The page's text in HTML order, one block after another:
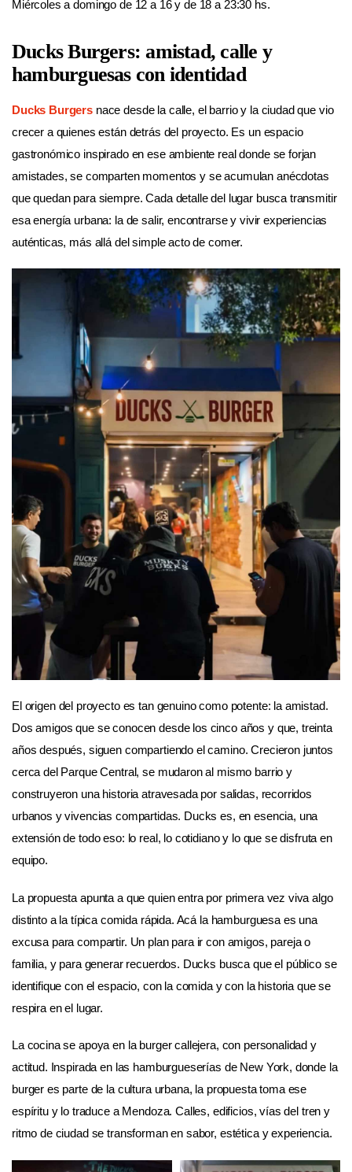
Miércoles a domingo de 12 a 16 y de 18 a 23:30 hs.
Ducks Burgers: amistad, calle y
hamburguesas con identidad
Ducks Burgers nace desde la calle, el barrio y la ciudad que vio
crecer a quienes están detrás del proyecto. Es un espacio
gastronómico inspirado en ese ambiente real donde se forjan
amistades, se comparten momentos y se acumulan anécdotas
que quedan para siempre. Cada detalle del lugar busca transmitir
esa energía urbana: la de salir, encontrarse y vivir experiencias
auténticas, más allá del simple acto de comer.
El origen del proyecto es tan genuino como potente: la amistad.
Dos amigos que se conocen desde los cinco años y que, treinta
años después, siguen compartiendo el camino. Crecieron juntos
cerca del Parque Central, se mudaron al mismo barrio y
construyeron una historia atravesada por salidas, recorridos
urbanos y vivencias compartidas. Ducks es, en esencia, una
extensión de todo eso: lo real, lo cotidiano y lo que se disfruta en
equipo.
La propuesta apunta a que quien entra por primera vez viva algo
distinto a la típica comida rápida. Acá la hamburguesa es una
excusa para compartir. Un plan para ir con amigos, pareja o
familia, y para generar recuerdos. Ducks busca que el público se
identifique con el espacio, con la comida y con la historia que se
respira en el lugar.
La cocina se apoya en la burger callejera, con personalidad y
actitud. Inspirada en las hamburgueserías de New York, donde la
burger es parte de la cultura urbana, la propuesta toma ese
espíritu y lo traduce a Mendoza. Calles, edificios, vías del tren y
ritmo de ciudad se transforman en sabor, estética y experiencia.